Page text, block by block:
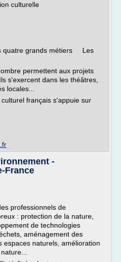
culturelle
quatre grands métiers Les
permettent aux projets
s'exercent dans les théâtres,
locales...
français s'appuie sur
-
France
professionnels de
: protection de la nature,
de technologies
aménagement des
espaces naturels, amélioration